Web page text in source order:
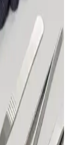
karşı finansal
kasko
kritik önem
Güncel
için
hakkında